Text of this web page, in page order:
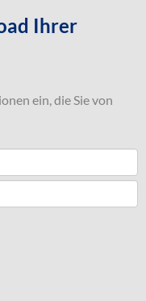
Ihrer
ein, die Sie von